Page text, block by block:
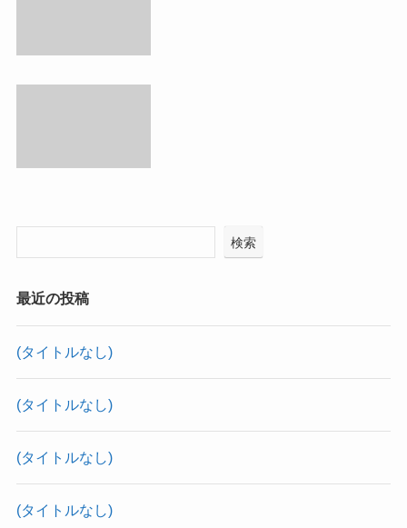
検索
最近の投稿
(タイトルなし)
(タイトルなし)
(タイトルなし)
(タイトルなし)